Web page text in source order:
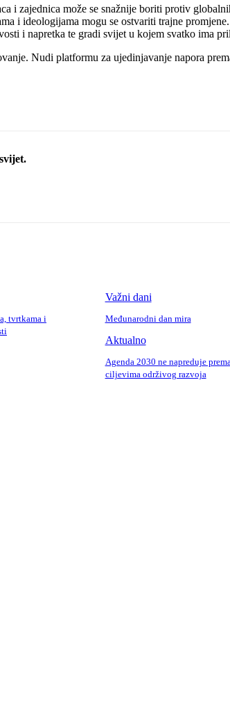
i zajednica može se snažnije boriti protiv
i ideologijama mogu se ostvariti trajne
i napretka te gradi svijet u kojem svatko ima
Nudi platformu za ujedinjavanje napora
tvrtkama i
Važni dani
Međunarodni dan mira
Aktualno
Agenda 2030 ne napreduje
ciljevima održivog razvoja